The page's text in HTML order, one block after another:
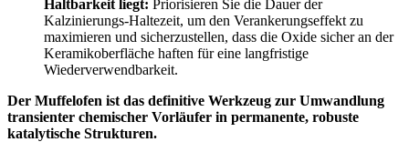
Haltbarkeit liegt: Priorisieren Sie die Dauer der
Kalzinierungs-Haltezeit, um den Verankerungseffekt zu
maximieren und sicherzustellen, dass die Oxide sicher an der
Keramikoberfläche haften für eine langfristige
Wiederverwendbarkeit.
Der Muffelofen ist das definitive Werkzeug zur Umwandlung
transienter chemischer Vorläufer in permanente, robuste
katalytische Strukturen.